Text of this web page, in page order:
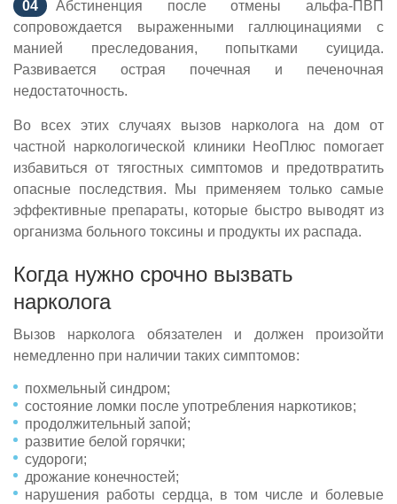
Абстиненция после отмены альфа-ПВП
сопровождается выраженными галлюцинациями с
манией преследования, попытками суицида.
Развивается острая почечная и печеночная
недостаточность.
Во всех этих случаях вызов нарколога на дом от
частной наркологической клиники НеоПлюс помогает
избавиться от тягостных симптомов и предотвратить
опасные последствия. Мы применяем только самые
эффективные препараты, которые быстро выводят из
организма больного токсины и продукты их распада.
Когда нужно срочно вызвать
нарколога
Вызов нарколога обязателен и должен произойти
немедленно при наличии таких симптомов:
похмельный синдром;
состояние ломки после употребления наркотиков;
продолжительный запой;
развитие белой горячки;
судороги;
дрожание конечностей;
нарушения работы сердца, в том числе и болевые